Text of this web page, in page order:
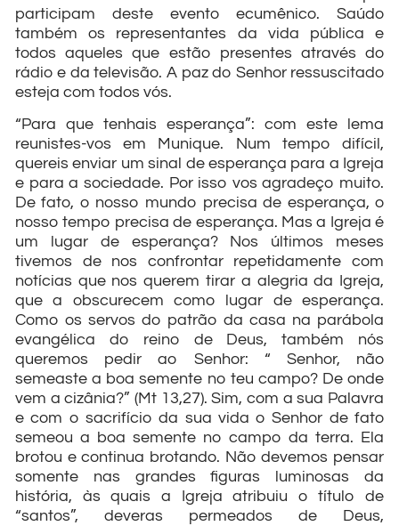
participam deste evento ecumênico. Saúdo
também os representantes da vida pública e
todos aqueles que estão presentes através do
rádio e da televisão. A paz do Senhor ressuscitado
esteja com todos vós.
“Para que tenhais esperança”: com este lema
reunistes-vos em Munique. Num tempo difícil,
quereis enviar um sinal de esperança para a Igreja
e para a sociedade. Por isso vos agradeço muito.
De fato, o nosso mundo precisa de esperança, o
nosso tempo precisa de esperança. Mas a Igreja é
um lugar de esperança? Nos últimos meses
tivemos de nos confrontar repetidamente com
notícias que nos querem tirar a alegria da Igreja,
que a obscurecem como lugar de esperança.
Como os servos do patrão da casa na parábola
evangélica do reino de Deus, também nós
queremos pedir ao Senhor: “ Senhor, não
semeaste a boa semente no teu campo? De onde
vem a cizânia?” (Mt 13,27). Sim, com a sua Palavra
e com o sacrifício da sua vida o Senhor de fato
semeou a boa semente no campo da terra. Ela
brotou e continua brotando. Não devemos pensar
somente nas grandes figuras luminosas da
história, às quais a Igreja atribuiu o título de
“santos”, deveras permeados de Deus,